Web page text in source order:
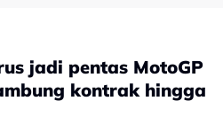
dan kebolehan
mampu memecahkan
Sosa turut memiliki
jadi pentas MotoGP
kontrak hingga